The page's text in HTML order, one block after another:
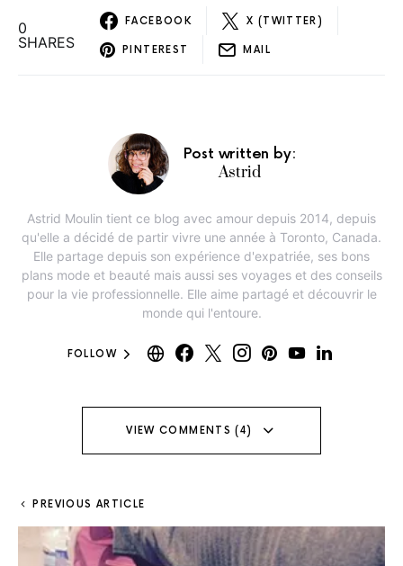
0
SHARES
FACEBOOK X (TWITTER)
PINTEREST MAIL
Post written by:
Astrid
Astrid Moulin tient ce blog avec amour depuis 2014, depuis
qu'elle a décidé de partir vivre une année à Toronto, Canada.
Elle partage depuis son expérience d'expatriée, ses bons
plans mode et beauté mais aussi ses voyages et des conseils
pour la vie professionnelle. Elle aime partagé et découvrir le
monde qui l'entoure.
FOLLOW
VIEW COMMENTS (4)
PREVIOUS ARTICLE